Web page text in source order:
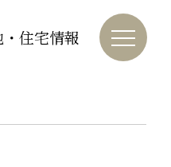
・住宅情報